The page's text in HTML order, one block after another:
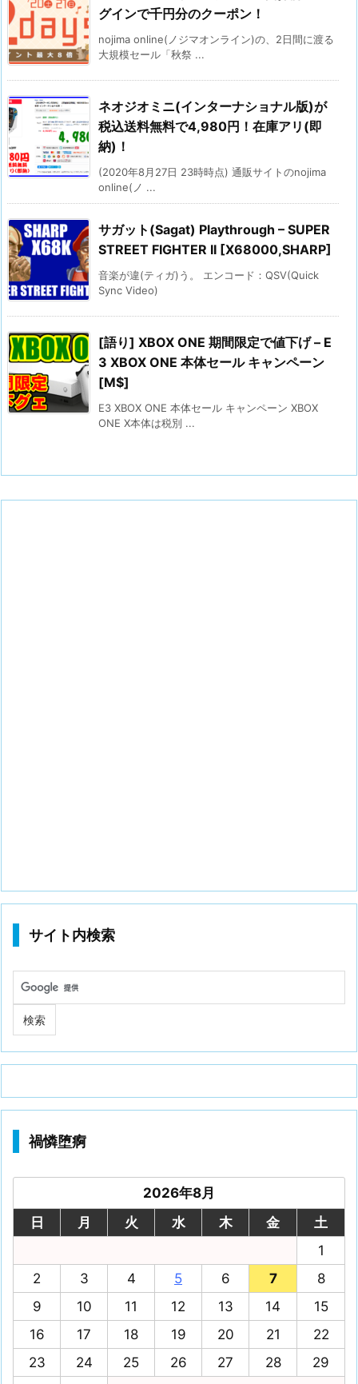
グインで千円分のクーポン！
nojima online(ノジマオンライン)の、2日間に渡る
大規模セール「秋祭 ...
ネオジオミニ(インターナショナル版)が
税込送料無料で4,980円！在庫アリ(即
納)！
(2020年8月27日 23時時点) 通販サイトのnojima
online(ノ ...
サガット(Sagat) Playthrough – SUPER
STREET FIGHTER II [X68000,SHARP]
音楽が違(ティガ)う。 エンコード：QSV(Quick
Sync Video)
[語り] XBOX ONE 期間限定で値下げ – E
3 XBOX ONE 本体セール キャンペーン
[M$]
E3 XBOX ONE 本体セール キャンペーン XBOX
ONE X本体は税別 ...
サイト内検索
禍憐堕痾
2026年8月
日
月 火 水 木 金
土
1
2
3 4 5 6 7
8
9
10 11 12 13 14
15
16
17 18 19 20 21
22
23
24 25 26 27 28
29